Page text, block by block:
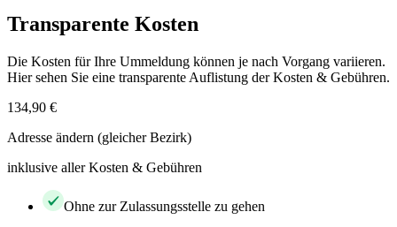
Transparente Kosten
Die Kosten für Ihre Ummeldung können je nach Vorgang variieren.
Hier sehen Sie eine transparente Auflistung der Kosten & Gebühren.
134,90 €
Adresse ändern (gleicher Bezirk)
inklusive aller Kosten & Gebühren
Ohne zur Zulassungsstelle zu gehen